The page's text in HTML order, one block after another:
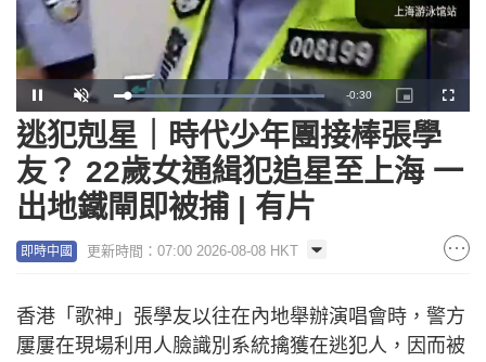
Pause Unmute Loaded:
100.00%
Remaining
Time
-0:29
Picture-
in-
Picture
逃犯剋星｜時代少年團接棒張學
友？ 22歲女通緝犯追星至上海 一
出地鐵閘即被捕 | 有片
即時中國 更新時間：07:00 2026-08-08 HKT
香港「歌神」張學友以往在內地舉辦演唱會時，警方
屢屢在現場利用人臉識別系統擒獲在逃犯人，因而被